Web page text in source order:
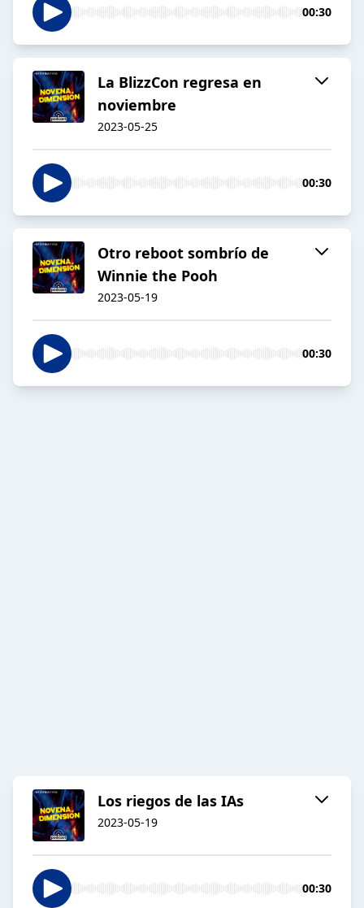
00:30
La BlizzCon regresa en
noviembre
2023-05-25
00:30
Otro reboot sombrío de
Winnie the Pooh
2023-05-19
00:30
Los riegos de las IAs
2023-05-19
00:30